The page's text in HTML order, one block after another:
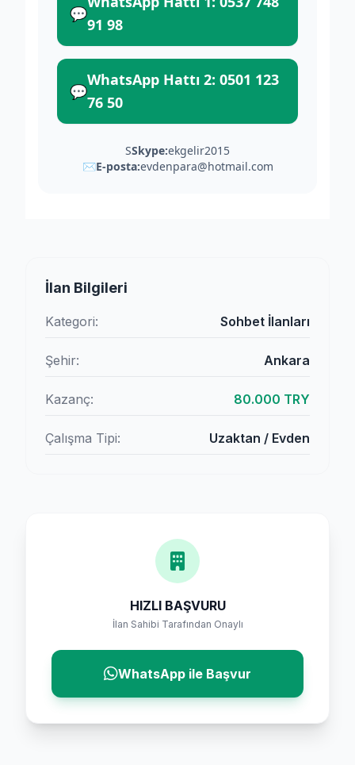
💬
91 98
💬
WhatsApp Hattı 2: 0501 123
76 50
SSkype:ekgelir2015
✉E-posta:evdenpara@hotmail.com
İlan Bilgileri
Kategori: Sohbet İlanları
Şehir: Ankara
Kazanç: 80.000 TRY
Çalışma Tipi: Uzaktan / Evden
HIZLI BAŞVURU
İlan Sahibi Tarafından Onaylı
WhatsApp ile Başvur